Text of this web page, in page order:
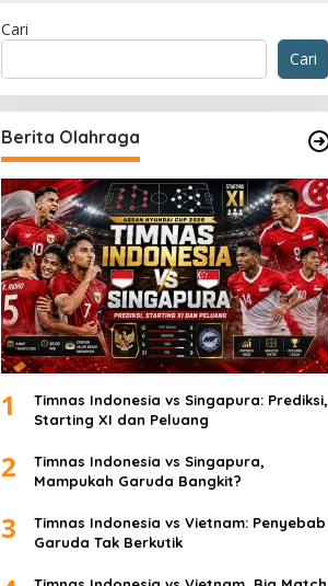
Cari
Cari
Berita Olahraga
1
Timnas Indonesia vs Singapura: Prediksi,
Starting XI dan Peluang
2
Timnas Indonesia vs Singapura,
Mampukah Garuda Bangkit?
3
Timnas Indonesia vs Vietnam: Penyebab
Garuda Tak Berkutik